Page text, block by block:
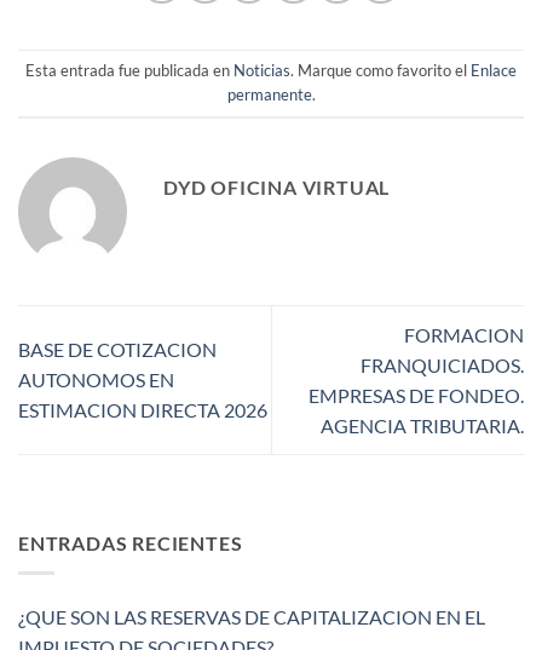
Esta entrada fue publicada en Noticias. Marque como favorito el Enlace
permanente.
DYD OFICINA VIRTUAL
BASE DE COTIZACION
AUTONOMOS EN
ESTIMACION DIRECTA 2026
FORMACION
FRANQUICIADOS.
EMPRESAS DE FONDEO.
AGENCIA TRIBUTARIA.
ENTRADAS RECIENTES
¿QUE SON LAS RESERVAS DE CAPITALIZACION EN EL